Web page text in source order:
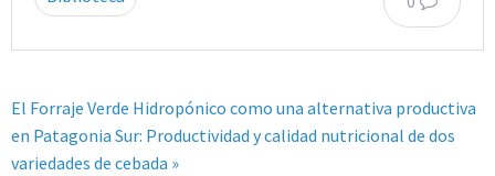
El Forraje Verde Hidropónico como una alternativa productiva
en Patagonia Sur: Productividad y calidad nutricional de dos
variedades de cebada »